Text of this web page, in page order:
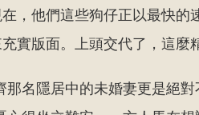
，他們這些狗仔正以最快的
實版面。上頭交代了，這麼
名隱居中的未婚妻更是絕